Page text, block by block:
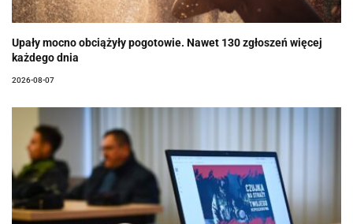
Upały mocno obciążyły pogotowie. Nawet 130 zgłoszeń więcej
każdego dnia
2026-08-07